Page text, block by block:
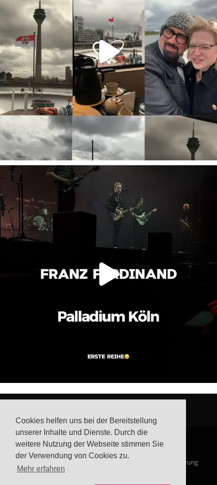
Cookies helfen uns bei der Bereitstellung
unserer Inhalte und Dienste. Durch die
weitere Nutzung der Webseite stimmen Sie
der Verwendung von Cookies zu.
Mehr erfahren
© Steffis Schreibsicht 2026 Datenschutzerklärung